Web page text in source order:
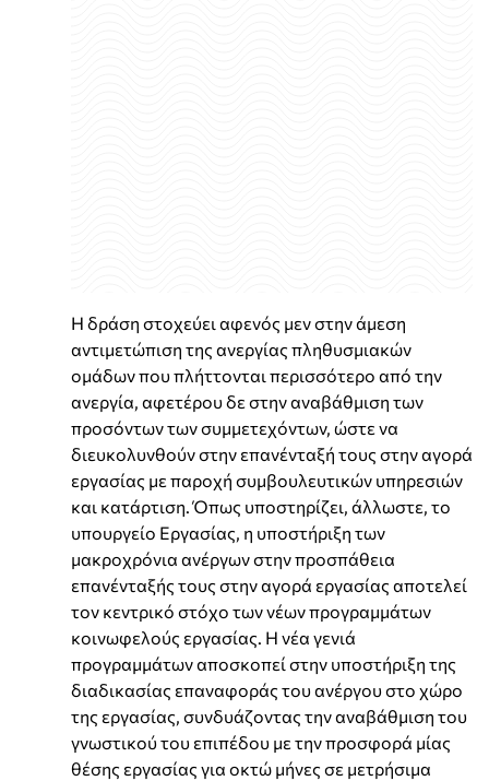
Η δράση στοχεύει αφενός μεν στην άμεση
αντιμετώπιση της ανεργίας πληθυσμιακών
ομάδων που πλήττονται περισσότερο από την
ανεργία, αφετέρου δε στην αναβάθμιση των
προσόντων των συμμετεχόντων, ώστε να
διευκολυνθούν στην επανένταξή τους στην αγορά
εργασίας με παροχή συμβουλευτικών υπηρεσιών
και κατάρτιση. Όπως υποστηρίζει, άλλωστε, το
υπουργείο Εργασίας, η υποστήριξη των
μακροχρόνια ανέργων στην προσπάθεια
επανένταξής τους στην αγορά εργασίας αποτελεί
τον κεντρικό στόχο των νέων προγραμμάτων
κοινωφελούς εργασίας. Η νέα γενιά
προγραμμάτων αποσκοπεί στην υποστήριξη της
διαδικασίας επαναφοράς του ανέργου στο χώρο
της εργασίας, συνδυάζοντας την αναβάθμιση του
γνωστικού του επιπέδου με την προσφορά μίας
θέσης εργασίας για οκτώ μήνες σε μετρήσιμα